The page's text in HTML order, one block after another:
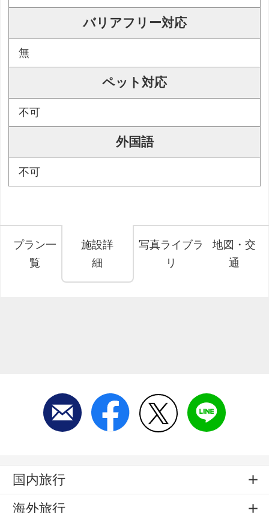
バリアフリー対応
無
ペット対応
不可
外国語
不可
プラン一
覧
施設詳
細
写真ライブラ
リ
地図・交
通
国内旅行
海外旅行